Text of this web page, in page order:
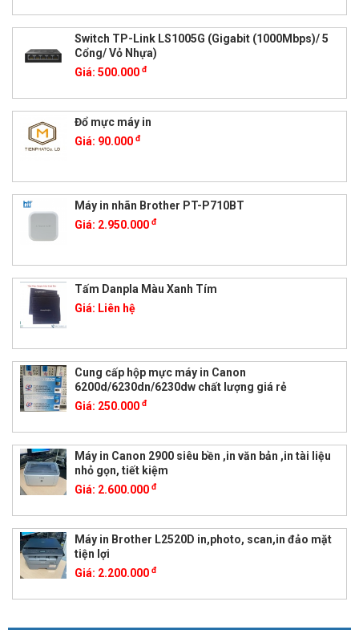
Switch TP-Link LS1005G (Gigabit (1000Mbps)/ 5
Cổng/ Vỏ Nhựa)
Giá: 500.000 đ
Đổ mực máy in
Giá: 90.000 đ
Máy in nhãn Brother PT-P710BT
Giá: 2.950.000 đ
Tấm Danpla Màu Xanh Tím
Giá: Liên hệ
Cung cấp hộp mực máy in Canon
6200d/6230dn/6230dw chất lượng giá rẻ
Giá: 250.000 đ
Máy in Canon 2900 siêu bền ,in văn bản ,in tài liệu
nhỏ gọn, tiết kiệm
Giá: 2.600.000 đ
Máy in Brother L2520D in,photo, scan,in đảo mặt
tiện lợi
Giá: 2.200.000 đ